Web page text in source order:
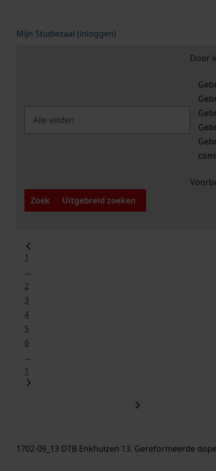
Mijn Studiezaal (inloggen)
Door
Zoek
Uitgebreid zoeken
1
...
2
3
4
5
6
...
1
1702-09_13 DTB Enkhuizen 13. Gereformeerde